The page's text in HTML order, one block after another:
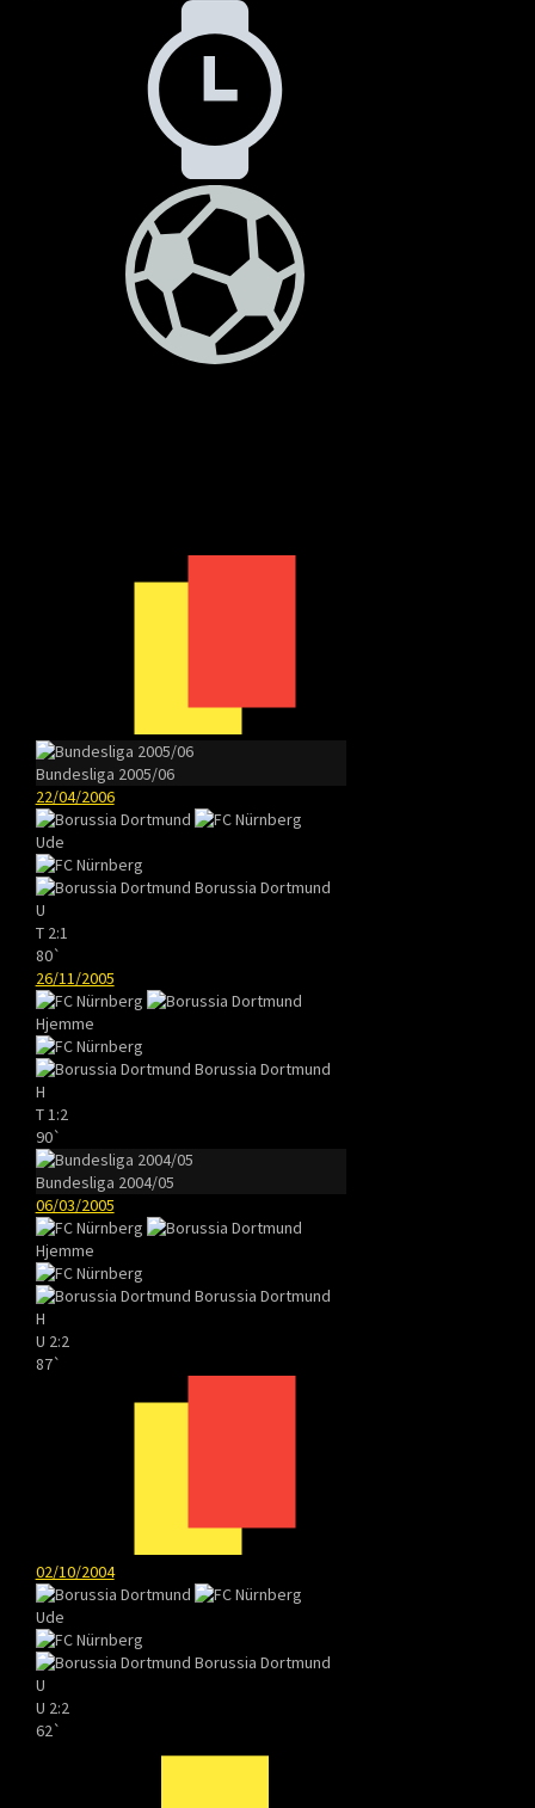
Bundesliga 2005/06
22/04/2006
Ude
Borussia Dortmund
U
T 2:1
80`
26/11/2005
Hjemme
Borussia Dortmund
H
T 1:2
90`
Bundesliga 2004/05
06/03/2005
Hjemme
Borussia Dortmund
H
U 2:2
87`
02/10/2004
Ude
Borussia Dortmund
U
U 2:2
62`